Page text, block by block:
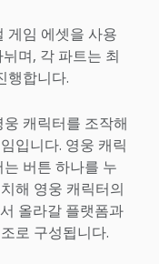
게임 에셋을 사용
며, 각 파트는 최
행합니다.
캐릭터를 조작해
입니다. 영웅 캐릭
버튼 하나를 누
해 영웅 캐릭터의
올라갈 플랫폼과
로 구성됩니다.